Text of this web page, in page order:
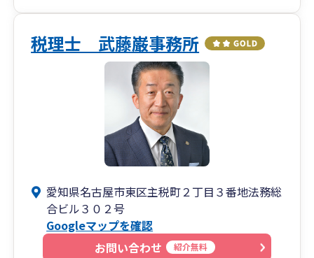
税理士 武藤巌事務所
愛知県名古屋市東区主税町２丁目３番地法務総
合ビル３０２号
Googleマップを確認
お問い合わせ
紹介無料